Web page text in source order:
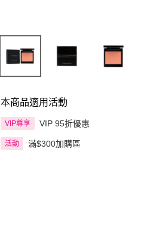
本商品適用活動
VIP尊享 VIP 95折優惠
活動 滿$300加購區